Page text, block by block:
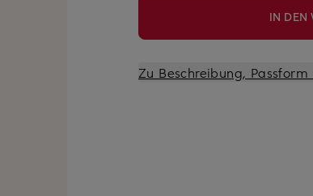
IN DEN
Zu Beschreibung,